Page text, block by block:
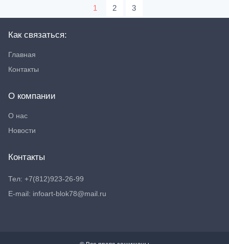
1 2 3
Как связаться:
Главная
Контакты
О компании
О нас
Новости
Контакты
Тел: +7(812)923-26-99
E-mail: infoart-blok78@mail.ru